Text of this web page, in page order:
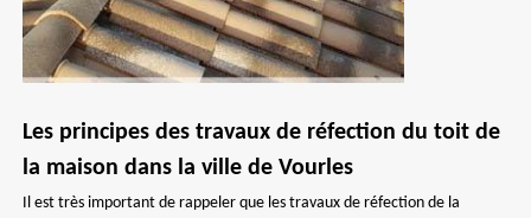
Les principes des travaux de réfection du toit de
la maison dans la ville de Vourles
Il est très important de rappeler que les travaux de réfection de la